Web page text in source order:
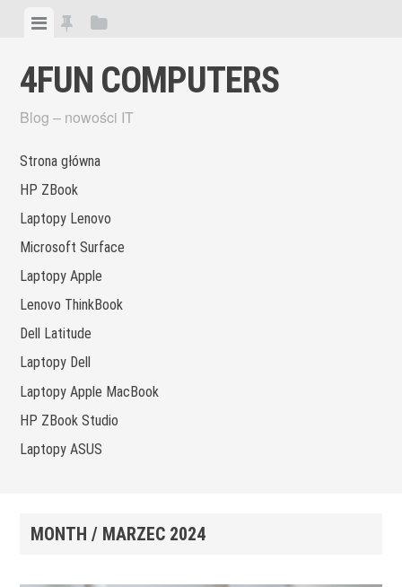
Skip
content
ViewView
posts
View
4FUN COMPUTERS
Blog – nowości IT
Strona główna
HP ZBook
Laptopy Lenovo
Microsoft Surface
Laptopy Apple
Lenovo ThinkBook
Dell Latitude
Laptopy Dell
Laptopy Apple MacBook
HP ZBook Studio
Laptopy ASUS
MONTH / MARZEC 2024